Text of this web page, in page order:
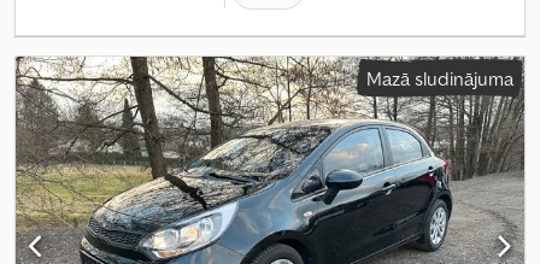
Mazā sludinājuma